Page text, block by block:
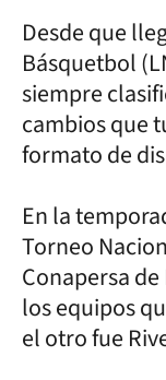
Desde que
Básquetbol
siempre
cambios que
formato de
En la
Torneo
Conapersa
los equipos
el otro fue